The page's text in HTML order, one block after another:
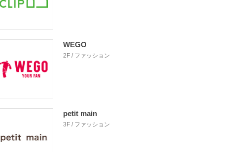
WEGO
2F / ファッション
petit main
3F / ファッション